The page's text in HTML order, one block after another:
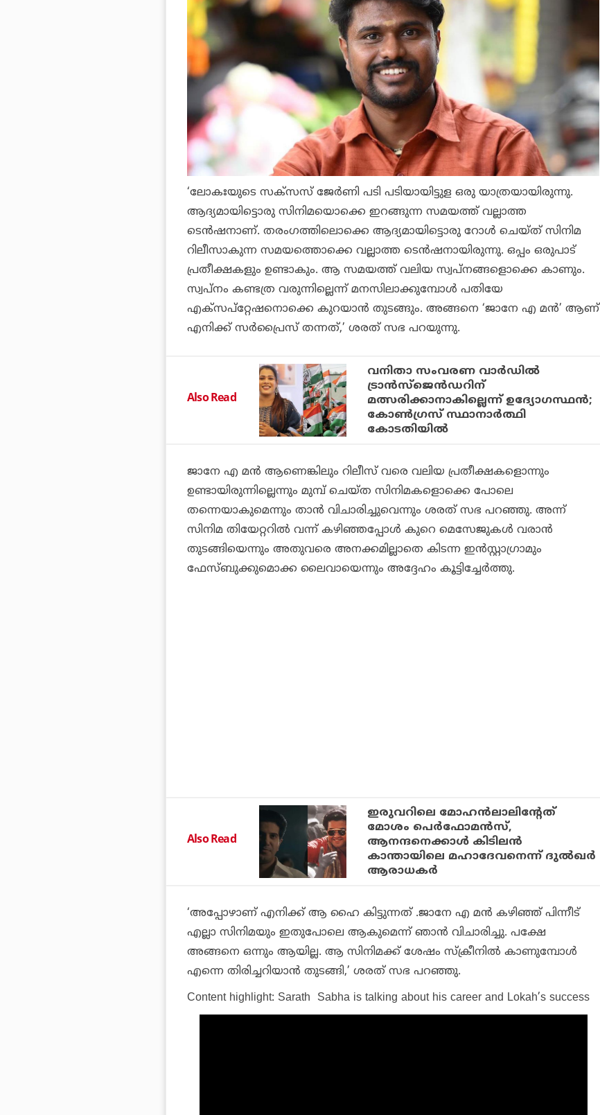
‘ലോകഃയുടെ സക്‌സസ് ജേര്‍ണി പടി പടിയായിട്ടുള ഒരു യാത്രയായിരുന്നു.
ആദ്യമായിട്ടൊരു സിനിമയൊക്കെ ഇറങ്ങുന്ന സമയത്ത് വല്ലാത്ത
ടെന്‍ഷനാണ്. തരംഗത്തിലൊക്കെ ആദ്യമായിട്ടൊരു റോള്‍ ചെയ്ത് സിനിമ
റിലീസാകുന്ന സമയത്തൊക്കെ വല്ലാത്ത ടെന്‍ഷനായിരുന്നു. ഒപ്പം ഒരുപാട്
പ്രതീക്ഷകളും ഉണ്ടാകും. ആ സമയത്ത് വലിയ സ്വപ്‌നങ്ങളൊക്കെ കാണും.
സ്വപ്‌നം കണ്ടത്ര വരുന്നില്ലെന്ന് മനസിലാക്കുമ്പോള്‍ പതിയേ
എക്‌സപ്‌റ്റേഷനൊക്കെ കുറയാന്‍ തുടങ്ങും. അങ്ങനെ ‘ജാനേ എ മന്‍’ ആണ്
എനിക്ക് സര്‍പ്രൈസ് തന്നത്,’ ശരത് സഭ പറയുന്നു.
Also Read
വനിതാ സംവരണ വാര്‍ഡില്‍
ട്രാന്‍സ്‌ജെന്‍ഡറിന്
മത്സരിക്കാനാകില്ലെന്ന് ഉദ്യോഗസ്ഥന്‍;
കോണ്‍ഗ്രസ് സ്ഥാനാര്‍ത്ഥി
കോടതിയില്‍
ജാനേ എ മന്‍ ആണെങ്കിലും റിലീസ് വരെ വലിയ പ്രതീക്ഷകളൊന്നും
ഉണ്ടായിരുന്നില്ലെന്നും മുമ്പ് ചെയ്ത സിനിമകളൊക്കെ പോലെ
തന്നെയാകുമെന്നും താന്‍ വിചാരിച്ചുവെന്നും ശരത് സഭ പറഞ്ഞു. അന്ന്
സിനിമ തിയേറ്ററില്‍ വന്ന് കഴിഞ്ഞപ്പോള്‍ കുറെ മെസേജുകള്‍ വരാന്‍
തുടങ്ങിയെന്നും അതുവരെ അനക്കമില്ലാതെ കിടന്ന ഇന്‍സ്റ്റാഗ്രാമും
ഫേസ്ബുക്കുമൊക്ക ലൈവായെന്നും അദ്ദേഹം കൂട്ടിച്ചേര്‍ത്തു.
Also Read
ഇരുവറിലെ മോഹന്‍ലാലിന്റേത്
മോശം പെര്‍ഫോമന്‍സ്,
ആനന്ദനെക്കാള്‍ കിടിലന്‍
കാന്തായിലെ മഹാദേവനെന്ന് ദുല്‍ഖര്‍
ആരാധകര്‍
‘അപ്പോഴാണ് എനിക്ക് ആ ഹൈ കിട്ടുന്നത് .ജാനേ എ മന്‍ കഴിഞ്ഞ് പിന്നീട്
എല്ലാ സിനിമയും ഇതുപോലെ ആകുമെന്ന് ഞാന്‍ വിചാരിച്ചു. പക്ഷേ
അങ്ങനെ ഒന്നും ആയില്ല. ആ സിനിമക്ക് ശേഷം സ്‌ക്രീനില്‍ കാണുമ്പോള്‍
എന്നെ തിരിച്ചറിയാന്‍ തുടങ്ങി,’ ശരത് സഭ പറഞ്ഞു.
Content highlight: Sarath Sabha is talking about his career and Lokah’s success